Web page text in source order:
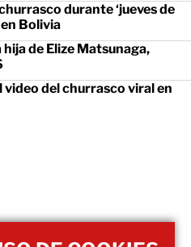
durante ‘jueves de
Bolivia
hija de Elize Matsunaga,
video del churrasco viral en